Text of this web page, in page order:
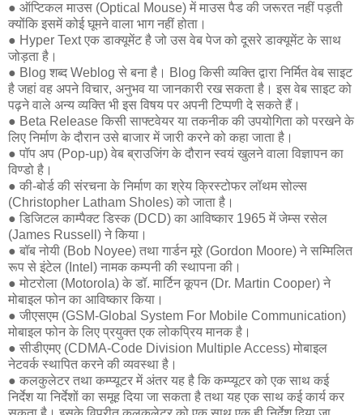
● ऑप्टिकल माउस (Optical Mouse) में माउस पैड की जरूरत नहीं पड़ती
क्योंकि इसमें कोई घूमने वाला भाग नहीं होता।
● Hyper Text एक डाक्यूमेंट है जो उस वेब पेज को दूसरे डाक्यूमेंट के साथ
जोड़ता है।
● Blog शब्द Weblog से बना है। Blog किसी व्यक्ति द्वारा निर्मित वेब साइट
है जहां वह अपने विचार, अनुभव या जानकारी रख सकता है। इस वेब साइट को
पढ़ने वाले अन्य व्यक्ति भी इस विषय पर अपनी टिप्पणी दे सकते हैं।
● Beta Release किसी साफ्टवेयर या तकनीक की उपयोगिता को परखने के
लिए निर्माण के दौरान उसे बाजार में जारी करने को कहा जाता है।
● पॉप अप (Pop-up) वेब ब्राउजिंग के दौरान स्वयं खुलने वाला विज्ञापन का
विण्डो है।
● की-बोर्ड की संरचना के निर्माण का श्रेय क्रिस्टोफर लॉथम सोल्स
(Christopher Latham Sholes) को जाता है।
● डिजिटल काम्पैक्ट डिस्क (DCD) का आविष्कार 1965 में जेम्स रसेल
(James Russell) ने किया।
● बॉब नोयी (Bob Noyee) तथा गार्डन मूरे (Gordon Moore) ने सम्मिलित
रूप से इंटेल (Intel) नामक कम्पनी की स्थापना की।
● मोटरोला (Motorola) के डॉ. मार्टिन कूपन (Dr. Martin Cooper) ने
मोबाइल फोन का आविष्कार किया।
● जीएसएम (GSM-Global System For Mobile Communication)
मोबाइल फोन के लिए प्रयुक्त एक लोकप्रिय मानक है।
● सीडीएमए (CDMA-Code Division Multiple Access) मोबाइल
नेटवर्क स्थापित करने की व्यवस्था है।
● कलकुलेटर तथा कम्प्यूटर में अंतर यह है कि कम्प्यूटर को एक साथ कई
निर्देश या निर्देशों का समूह दिया जा सकता है तथा यह एक साथ कई कार्य कर